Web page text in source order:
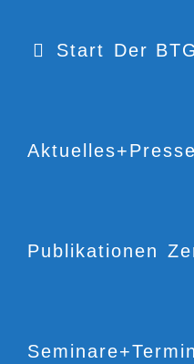
Start Der
Aktuelles+Presse
Publikationen